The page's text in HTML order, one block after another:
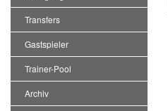
Transfers
Gastspieler
Trainer-Pool
Archiv